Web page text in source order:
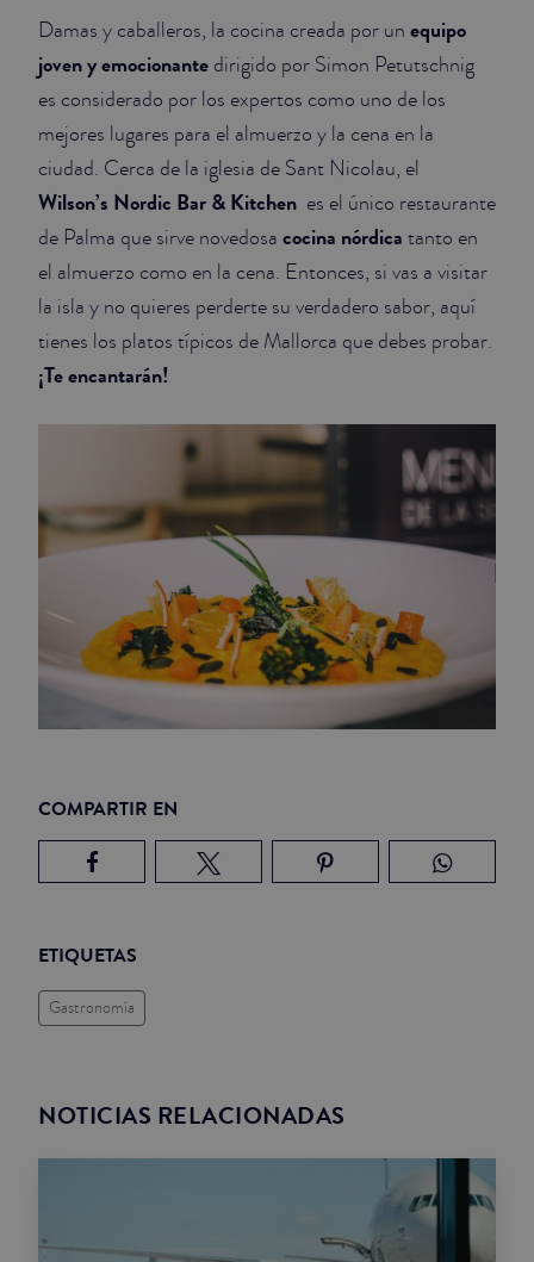
Damas y caballeros, la cocina creada por un equipo
joven y emocionante dirigido por Simon Petutschnig
es considerado por los expertos como uno de los
mejores lugares para el almuerzo y la cena en la
ciudad. Cerca de la iglesia de Sant Nicolau, el
Wilson’s Nordic Bar & Kitchen es el único restaurante
de Palma que sirve novedosa cocina nórdica tanto en
el almuerzo como en la cena. Entonces, si vas a visitar
la isla y no quieres perderte su verdadero sabor, aquí
tienes los platos típicos de Mallorca que debes probar.
¡Te encantarán!
COMPARTIR EN
ETIQUETAS
Gastronomía
NOTICIAS RELACIONADAS